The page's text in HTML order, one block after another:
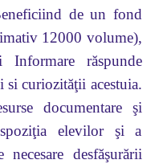
de un fond
12000 volume),
răspunde
si curiozităţii acestuia.
documentare şi
elevilor şi a
desfăşurării